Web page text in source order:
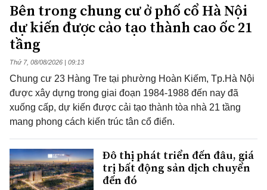
Bên trong chung cư ở phố cổ Hà Nội
dự kiến được cảo tạo thành cao ốc 21
tầng
Thứ 7, 08/08/2026 | 09:13
Chung cư 23 Hàng Tre tại phường Hoàn Kiếm, Tp.Hà Nội
được xây dựng trong giai đoạn 1984-1988 đến nay đã
xuống cấp, dự kiến được cải tạo thành tòa nhà 21 tầng
mang phong cách kiến trúc tân cổ điển.
Đô thị phát triển đến đâu, giá
trị bất động sản dịch chuyển
đến đó